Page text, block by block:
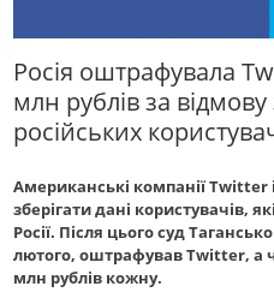
Росія оштрафувала
млн рублів за відмову
російських
Американські компанії Twitter
зберігати дані користувачів,
Росії. Після цього суд
лютого, оштрафував Twitter, а
млн рублів кожну.